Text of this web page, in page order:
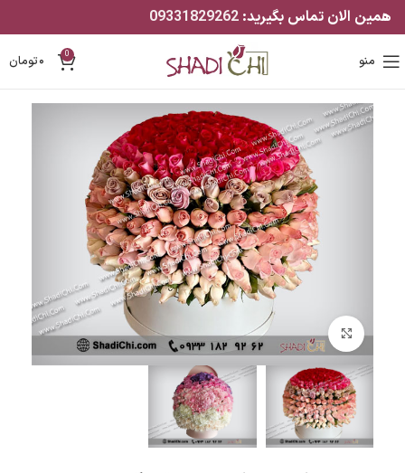
همین الان تماس بگیرید:
منو 0 ۰تومان
بزرگنمایی تصویر